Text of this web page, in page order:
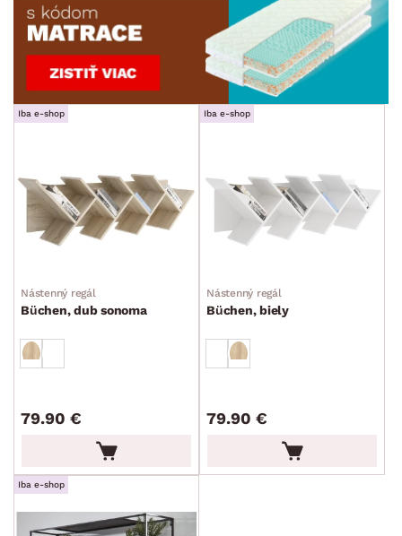
Iba e-shop
Nástenný regál
Büchen, dub sonoma
79.90 €
Iba e-shop
Nástenný regál
Büchen, biely
79.90 €
Iba e-shop